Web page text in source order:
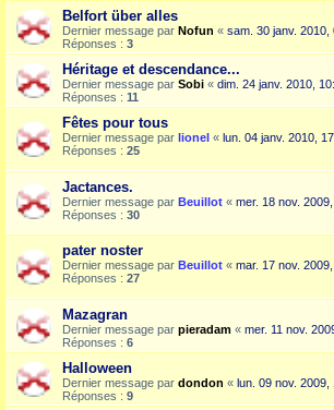
Belfort über alles
Dernier message par Nofun « sam. 30 janv. 2010,
Réponses : 3
Héritage et descendance...
Dernier message par Sobi « dim. 24 janv. 2010,
Réponses : 11
Fêtes pour tous
Dernier message par lionel « lun. 04 janv. 2010,
Réponses : 25
Jactances.
Dernier message par Beuillot « mer. 18 nov.
Réponses : 30
pater noster
Dernier message par Beuillot « mar. 17 nov.
Réponses : 27
Mazagran
Dernier message par pieradam « mer. 11 nov.
Réponses : 6
Halloween
Dernier message par dondon « lun. 09 nov. 2009,
Réponses : 9